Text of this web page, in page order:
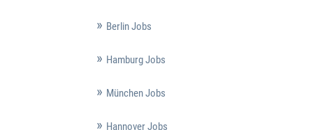
Berlin Jobs
Hamburg Jobs
München Jobs
Hannover Jobs